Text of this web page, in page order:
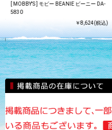
)
[ MOBBY'S ] モビー BEANIE ビーニー DA-
5830
￥8,624(税込)